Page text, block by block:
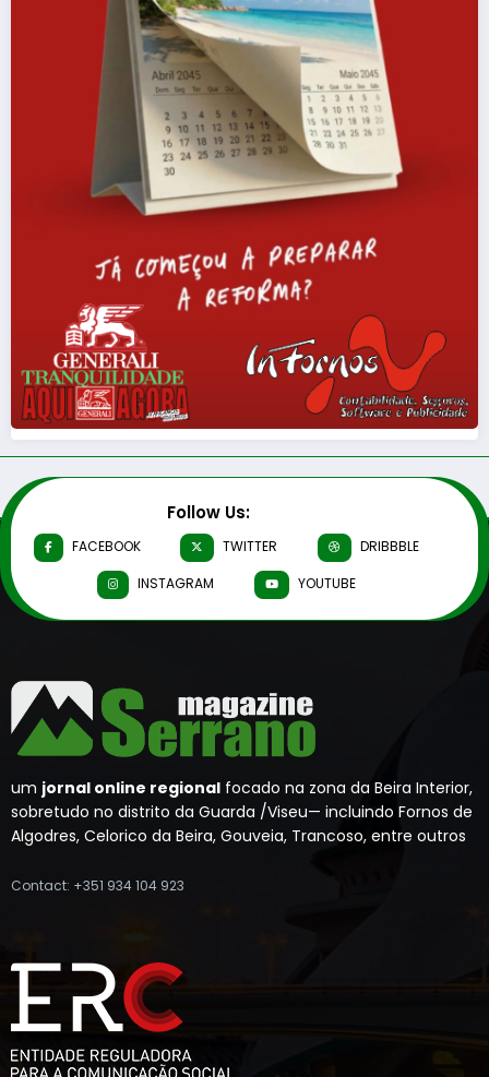
Follow Us:
FACEBOOK TWITTER
DRIBBBLE
INSTAGRAM
YOUTUBE
um jornal online regional focado na zona da Beira Interior,
sobretudo no distrito da Guarda /Viseu— incluindo Fornos de
Algodres, Celorico da Beira, Gouveia, Trancoso, entre outros
Contact: +351 934 104 923